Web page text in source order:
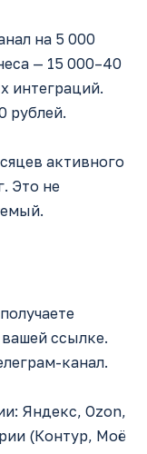
на 5 000
— 15 000–40
интеграций.
рублей.
активного
Это не
ссылке.
канал.
Яндекс, Ozon,
(Контур, Моё